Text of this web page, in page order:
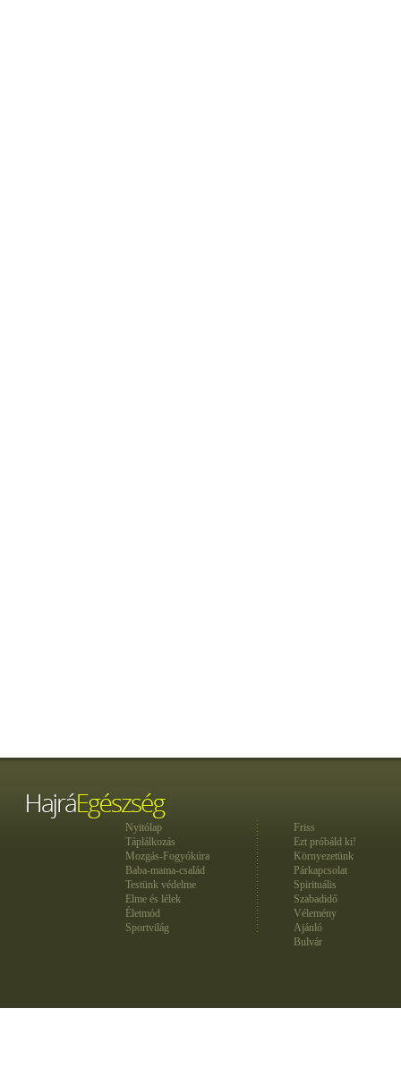
Nyitólap
Táplálkozás
Mozgás-Fogyókúra
Baba-mama-család
Testünk védelme
Elme és lélek
Életmód
Sportvilág
Friss
Ezt próbáld ki!
Környezetünk
Párkapcsolat
Spirituális
Szabadidő
Vélemény
Ajánló
Bulvár